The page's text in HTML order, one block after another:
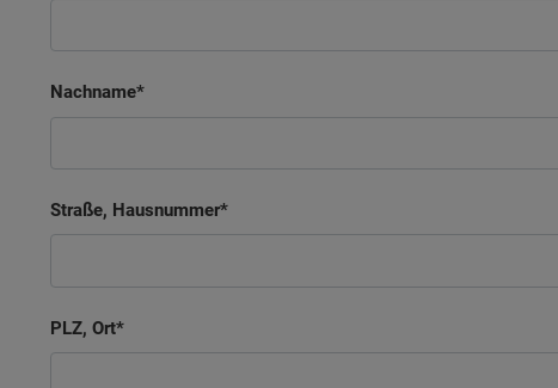
Nachname
Straße, Hausnummer
PLZ, Ort